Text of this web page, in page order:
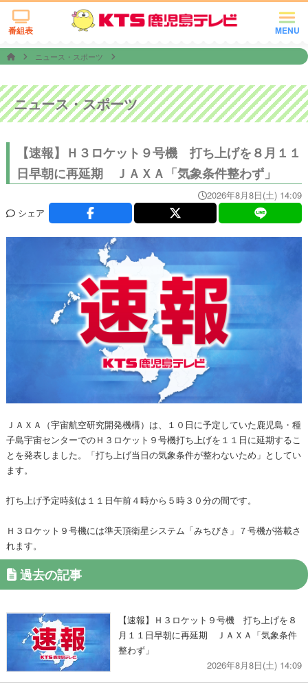
MENU
番組表
ニュース・スポーツ
ニュース・スポーツ
【速報】Ｈ３ロケット９号機 打ち上げを８月１１
日早朝に再延期 ＪＡＸＡ「気象条件整わず」
2026年8月8日(土) 14:09
シェア
ＪＡＸＡ（宇宙航空研究開発機構）は、１０日に予定していた鹿児島・種
子島宇宙センターでのＨ３ロケット９号機打ち上げを１１日に延期するこ
とを発表しました。「打ち上げ当日の気象条件が整わないため」としてい
ます。
打ち上げ予定時刻は１１日午前４時から５時３０分の間です。
Ｈ３ロケット９号機には準天頂衛星システム「みちびき」７号機が搭載さ
れます。
過去の記事
【速報】Ｈ３ロケット９号機 打ち上げを８
月１１日早朝に再延期 ＪＡＸＡ「気象条件
整わず」
2026年8月8日(土) 14:09